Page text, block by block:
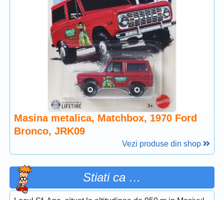
Masina metalica, Matchbox, 1970 Ford
Bronco, JRK09
Vezi produse din shop
Stiati ca …